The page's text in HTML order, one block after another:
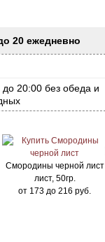
20 ежедневно
до 20:00 без обеда и
Смородины черной лист
лист, 50гр.
от 173 до 216 руб.